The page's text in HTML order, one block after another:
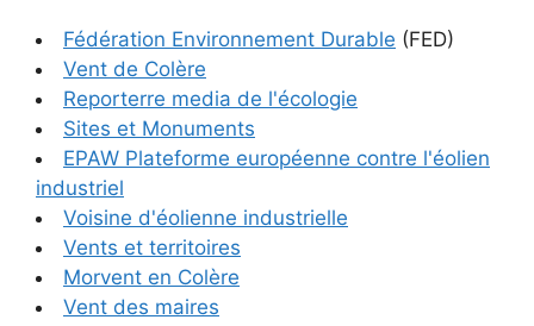
Fédération Environnement Durable (FED)
Vent de Colère
Reporterre media de l'écologie
Sites et Monuments
EPAW Plateforme européenne contre l'éolien
industriel
Voisine d'éolienne industrielle
Vents et territoires
Morvent en Colère
Vent des maires